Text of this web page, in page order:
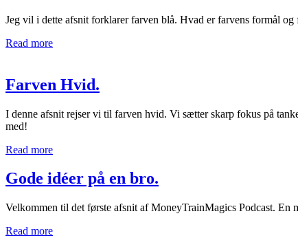
Jeg vil i dette afsnit forklarer farven blå. Hvad er farvens formål og
Read more
Farven Hvid.
I denne afsnit rejser vi til farven hvid. Vi sætter skarp fokus på
med!
Read more
Gode idéer på en bro.
Velkommen til det første afsnit af MoneyTrainMagics Podcast.
Read more